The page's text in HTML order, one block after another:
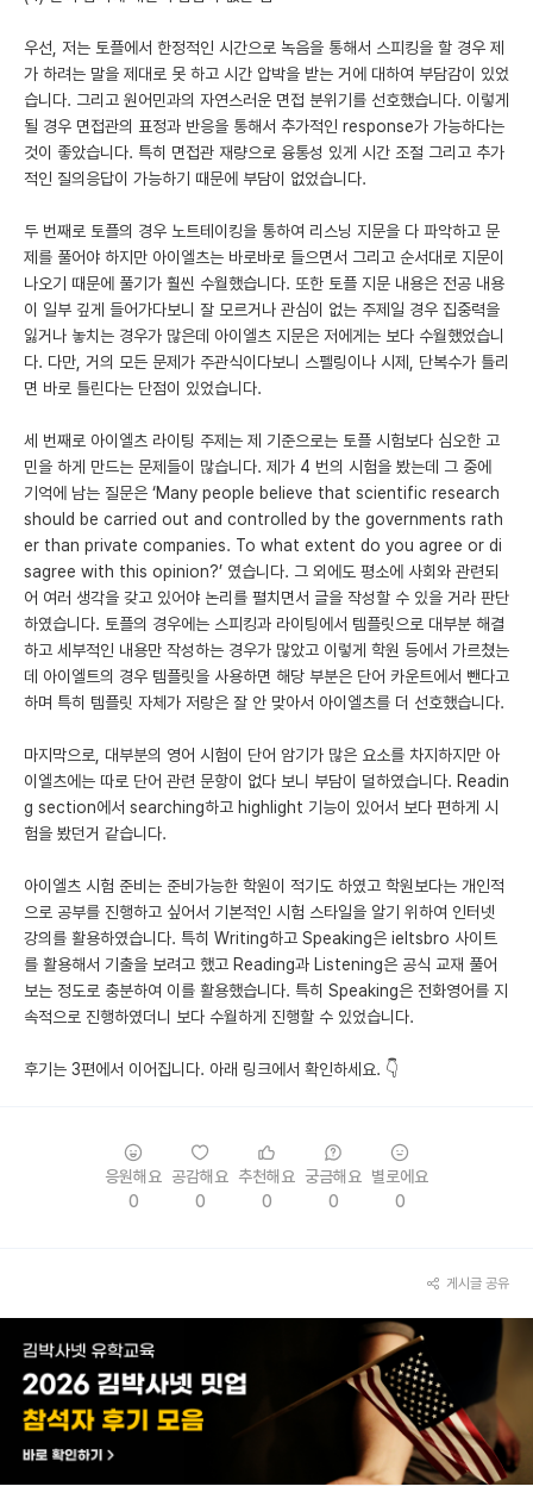
우선, 저는 토플에서 한정적인 시간으로 녹음을 통해서 스피킹을 할 경우 제
가 하려는 말을 제대로 못 하고 시간 압박을 받는 거에 대하여 부담감이 있었
습니다. 그리고 원어민과의 자연스러운 면접 분위기를 선호했습니다. 이렇게
될 경우 면접관의 표정과 반응을 통해서 추가적인 response가 가능하다는
것이 좋았습니다. 특히 면접관 재량으로 융통성 있게 시간 조절 그리고 추가
적인 질의응답이 가능하기 때문에 부담이 없었습니다.
두 번째로 토플의 경우 노트테이킹을 통하여 리스닝 지문을 다 파악하고 문
제를 풀어야 하지만 아이엘츠는 바로바로 들으면서 그리고 순서대로 지문이
나오기 때문에 풀기가 훨씬 수월했습니다. 또한 토플 지문 내용은 전공 내용
이 일부 깊게 들어가다보니 잘 모르거나 관심이 없는 주제일 경우 집중력을
잃거나 놓치는 경우가 많은데 아이엘츠 지문은 저에게는 보다 수월했었습니
다. 다만, 거의 모든 문제가 주관식이다보니 스펠링이나 시제, 단복수가 틀리
면 바로 틀린다는 단점이 있었습니다.
세 번째로 아이엘츠 라이팅 주제는 제 기준으로는 토플 시험보다 심오한 고
민을 하게 만드는 문제들이 많습니다. 제가 4 번의 시험을 봤는데 그 중에
기억에 남는 질문은 ‘Many people believe that scientific research
should be carried out and controlled by the governments rath
er than private companies. To what extent do you agree or di
sagree with this opinion?’ 였습니다. 그 외에도 평소에 사회와 관련되
어 여러 생각을 갖고 있어야 논리를 펼치면서 글을 작성할 수 있을 거라 판단
하였습니다. 토플의 경우에는 스피킹과 라이팅에서 템플릿으로 대부분 해결
하고 세부적인 내용만 작성하는 경우가 많았고 이렇게 학원 등에서 가르쳤는
데 아이엘트의 경우 템플릿을 사용하면 해당 부분은 단어 카운트에서 뺀다고
하며 특히 템플릿 자체가 저랑은 잘 안 맞아서 아이엘츠를 더 선호했습니다.
마지막으로, 대부분의 영어 시험이 단어 암기가 많은 요소를 차지하지만 아
이엘츠에는 따로 단어 관련 문항이 없다 보니 부담이 덜하였습니다. Readin
g section에서 searching하고 highlight 기능이 있어서 보다 편하게 시
험을 봤던거 같습니다.
아이엘츠 시험 준비는 준비가능한 학원이 적기도 하였고 학원보다는 개인적
으로 공부를 진행하고 싶어서 기본적인 시험 스타일을 알기 위하여 인터넷
강의를 활용하였습니다. 특히 Writing하고 Speaking은 ieltsbro 사이트
를 활용해서 기출을 보려고 했고 Reading과 Listening은 공식 교재 풀어
보는 정도로 충분하여 이를 활용했습니다. 특히 Speaking은 전화영어를 지
속적으로 진행하였더니 보다 수월하게 진행할 수 있었습니다.
후기는 3편에서 이어집니다. 아래 링크에서 확인하세요. 👇
응원해요
0
공감해요
0
추천해요
0
궁금해요
0
별로에요
0
게시글 공유